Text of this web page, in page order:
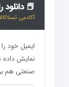
📕
آکادمی
ایمیل خود
نمایش
صنعتی هم